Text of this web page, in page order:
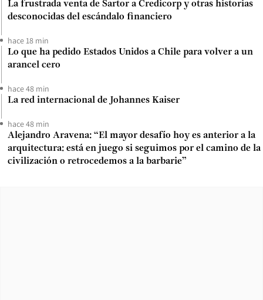
La frustrada venta de Sartor a Credicorp y otras historias
desconocidas del escándalo financiero
hace 18 min
Lo que ha pedido Estados Unidos a Chile para volver a un
arancel cero
hace 48 min
La red internacional de Johannes Kaiser
hace 48 min
Alejandro Aravena: “El mayor desafío hoy es anterior a la
arquitectura: está en juego si seguimos por el camino de la
civilización o retrocedemos a la barbarie”